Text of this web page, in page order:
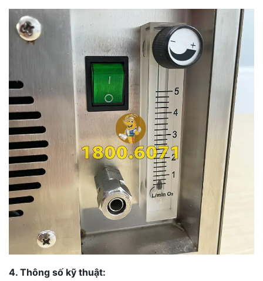
4. Thông số kỹ thuật: